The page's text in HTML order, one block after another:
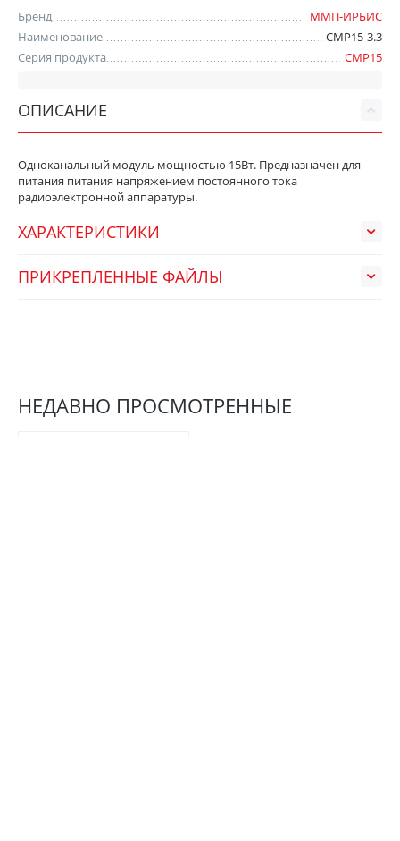
Бренд
ММП-ИРБИС
Наименование
СМР15-3.3
Серия продукта
СМР15
ОПИСАНИЕ
Одноканальный модуль мощностью 15Вт. Предназначен для
питания питания напряжением постоянного тока
радиоэлектронной аппаратуры.
ХАРАКТЕРИСТИКИ
ПРИКРЕПЛЕННЫЕ ФАЙЛЫ
НЕДАВНО ПРОСМОТРЕННЫЕ